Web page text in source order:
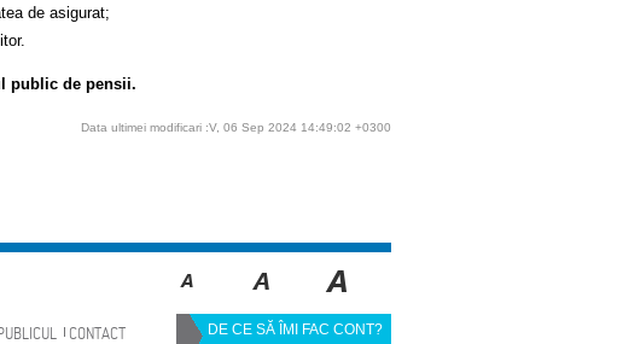
de asigurat;
public de pensii.
Data ultimei modificari :V, 06 Sep 2024 14:49:02 +0300
CONTACT DE CE SĂ ÎMI FAC CONT?